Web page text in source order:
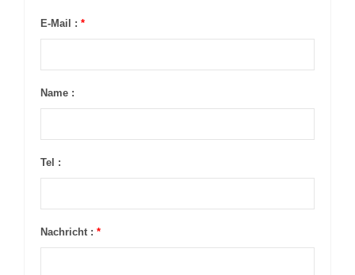
E-Mail : *
Name :
Tel :
Nachricht : *